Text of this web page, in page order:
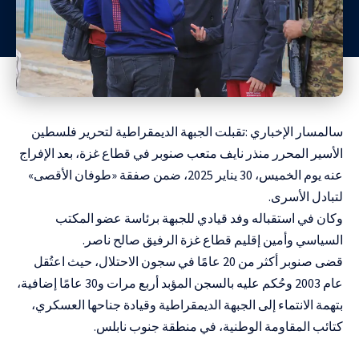
سالمسار الإخباري :تقبلت الجبهة الديمقراطية لتحرير فلسطين
الأسير المحرر منذر نايف متعب صنوبر في قطاع غزة، بعد الإفراج
عنه يوم الخميس، 30 يناير 2025، ضمن صفقة «طوفان الأقصى»
لتبادل الأسرى.
وكان في استقباله وفد قيادي للجبهة برئاسة عضو المكتب
السياسي وأمين إقليم قطاع غزة الرفيق صالح ناصر.
قضى صنوبر أكثر من 20 عامًا في سجون الاحتلال، حيث اعتُقل
عام 2003 وحُكم عليه بالسجن المؤبد أربع مرات و30 عامًا إضافية،
بتهمة الانتماء إلى الجبهة الديمقراطية وقيادة جناحها العسكري،
كتائب المقاومة الوطنية، في منطقة جنوب نابلس.